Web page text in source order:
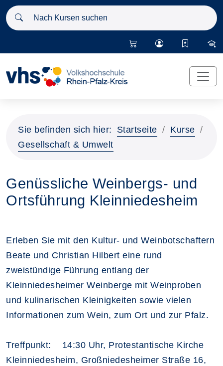
Nach Kursen suchen
Sie befinden sich hier: Startseite
Kurse
Gesellschaft & Umwelt
Genüssliche Weinbergs- und
Ortsführung Kleinniedesheim
Erleben Sie mit den Kultur- und Weinbotschaftern
Beate und Christian Hilbert eine rund
zweistündige Führung entlang der
Kleinniedesheimer Weinberge mit Weinproben
und kulinarischen Kleinigkeiten sowie vielen
Informationen zum Wein, zum Ort und zur Pfalz.
Treffpunkt: 14:30 Uhr, Protestantische Kirche
Kleinniedesheim, Großniedesheimer Straße 16,